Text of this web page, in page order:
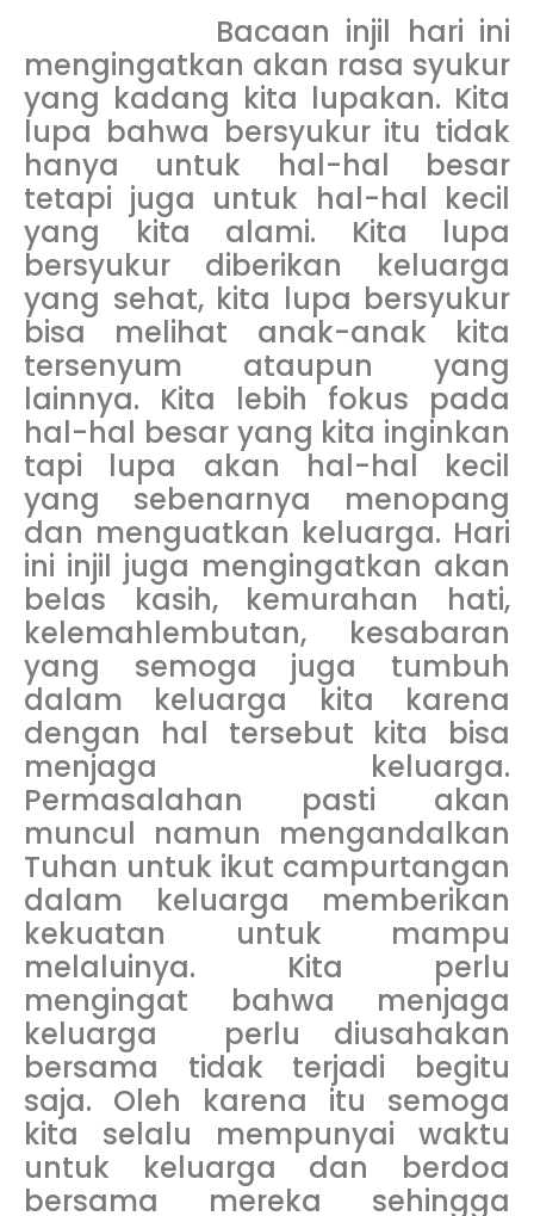
Bacaan injil hari ini
mengingatkan akan rasa syukur
yang kadang kita lupakan. Kita
lupa bahwa bersyukur itu tidak
hanya untuk hal-hal besar
tetapi juga untuk hal-hal kecil
yang kita alami. Kita lupa
bersyukur diberikan keluarga
yang sehat, kita lupa bersyukur
bisa melihat anak-anak kita
tersenyum ataupun yang
lainnya. Kita lebih fokus pada
hal-hal besar yang kita inginkan
tapi lupa akan hal-hal kecil
yang sebenarnya menopang
dan menguatkan keluarga. Hari
ini injil juga mengingatkan akan
belas kasih, kemurahan hati,
kelemahlembutan, kesabaran
yang semoga juga tumbuh
dalam keluarga kita karena
dengan hal tersebut kita bisa
menjaga keluarga.
Permasalahan pasti akan
muncul namun mengandalkan
Tuhan untuk ikut campurtangan
dalam keluarga memberikan
kekuatan untuk mampu
melaluinya. Kita perlu
mengingat bahwa menjaga
keluarga perlu diusahakan
bersama tidak terjadi begitu
saja. Oleh karena itu semoga
kita selalu mempunyai waktu
untuk keluarga dan berdoa
bersama mereka sehingga